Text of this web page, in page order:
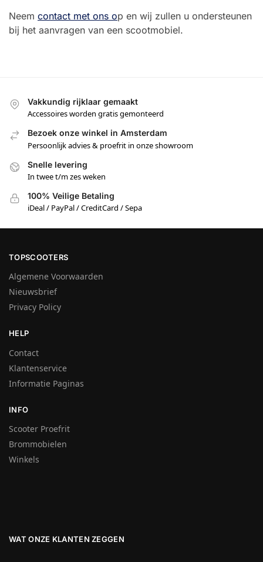
Neem contact met ons op en wij zullen u ondersteunen
bij het aanvragen van een scootmobiel.
Vakkundig rijklaar gemaakt
Accessoires worden gratis gemonteerd
Bezoek onze winkel in Amsterdam
Persoonlijk advies & proefrit in onze showroom
Snelle levering
In twee t/m zes weken
100% Veilige Betaling
iDeal / PayPal / CreditCard / Sepa
TOPSCOOTERS
Algemene Voorwaarden
Nieuwsbrief
Privacy Policy
HELP
Contact
Klantenservice
Informatie Paginas
INFO
Scooter Proefrit
Brommobielen
Winkels
WAT ONZE KLANTEN ZEGGEN